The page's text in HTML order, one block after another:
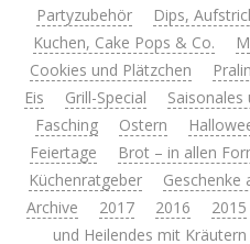
Partyzubehör
Dips,
Kuchen, Cake Pops & Co.
Cookies und Plätzchen
Eis
Grill-Special Saisonales
Fasching
Ostern
Feiertage
Brot – in allen
Küchenratgeber
Geschenke
Archive
2017 2016 2015
und Heilendes mit Kräutern